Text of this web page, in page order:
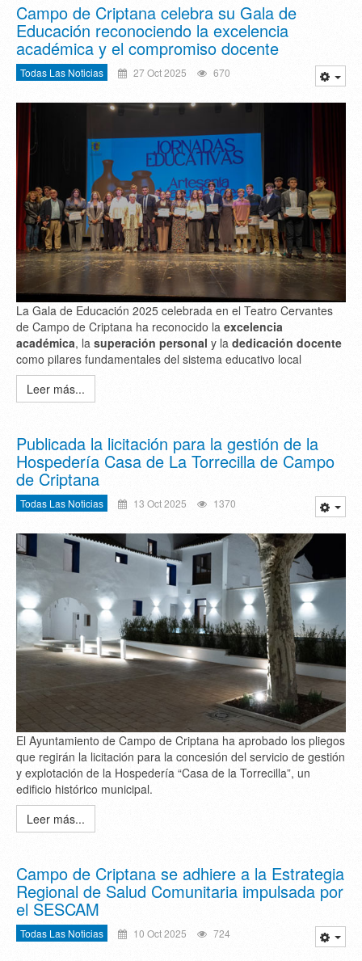
Campo de Criptana celebra su Gala de
Educación reconociendo la excelencia
académica y el compromiso docente
Todas Las Noticias 27 Oct 2025 670
La Gala de Educación 2025 celebrada en el Teatro Cervantes
de Campo de Criptana ha reconocido la excelencia
académica, la superación personal y la dedicación docente
como pilares fundamentales del sistema educativo local
Leer más...
Publicada la licitación para la gestión de la
Hospedería Casa de La Torrecilla de Campo
de Criptana
Todas Las Noticias 13 Oct 2025 1370
El Ayuntamiento de Campo de Criptana ha aprobado los pliegos
que regirán la licitación para la concesión del servicio de gestión
y explotación de la Hospedería “Casa de la Torrecilla”, un
edificio histórico municipal.
Leer más...
Campo de Criptana se adhiere a la Estrategia
Regional de Salud Comunitaria impulsada por
el SESCAM
Todas Las Noticias 10 Oct 2025 724